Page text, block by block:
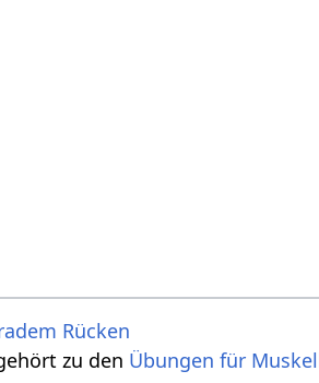
Rücken
zu den Übungen für